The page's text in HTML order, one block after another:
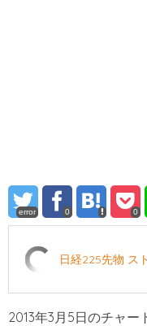
error 0 0
日経225先物 ス
2013年3月5日のチャー